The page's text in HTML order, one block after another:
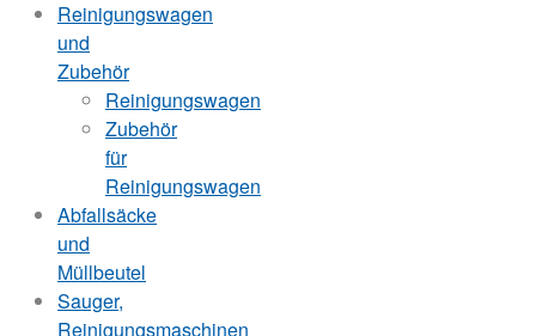
Reinigungswagen
und
Zubehör
Reinigungswagen
Zubehör
für
Reinigungswagen
Abfallsäcke
und
Müllbeutel
Sauger,
Reinigungsmaschinen